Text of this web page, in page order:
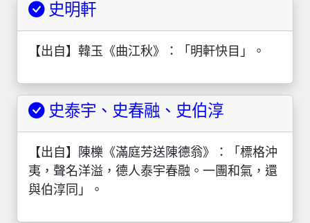
史明軒
【出自】韓玉《曲江秋》：「明軒快目」。
史泰宇、史春融、史伯淳
【出自】陳櫟《滿庭芳送陳德翁》：「標格沖
夷，聲名洋溢，德人泰宇春融。一團和氣，還
與伯淳同」。